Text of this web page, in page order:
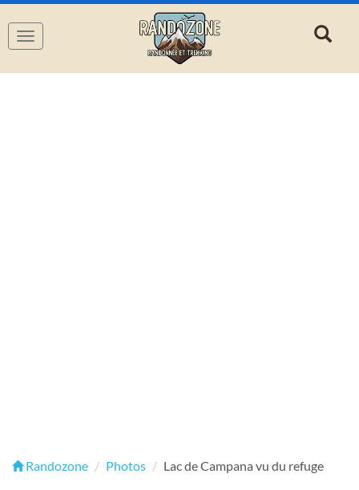
Navigation
Randozone Photos Lac de Campana vu du refuge